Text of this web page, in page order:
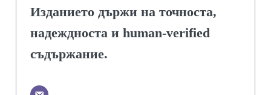
Изданието държи на точноста,
надеждноста и human-verified
съдържание.